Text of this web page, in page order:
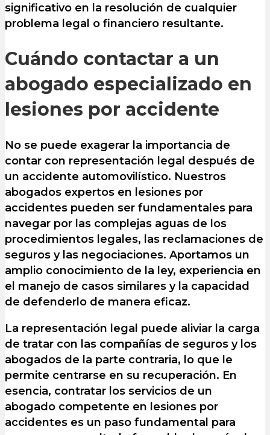
significativo en la resolución de cualquier
problema legal o financiero resultante.
Cuándo contactar a un
abogado especializado en
lesiones por accidente
No se puede exagerar la importancia de
contar con representación legal después de
un accidente automovilístico. Nuestros
abogados expertos en lesiones por
accidentes pueden ser fundamentales para
navegar por las complejas aguas de los
procedimientos legales, las reclamaciones de
seguros y las negociaciones. Aportamos un
amplio conocimiento de la ley, experiencia en
el manejo de casos similares y la capacidad
de defenderlo de manera eficaz.
La representación legal puede aliviar la carga
de tratar con las compañías de seguros y los
abogados de la parte contraria, lo que le
permite centrarse en su recuperación. En
esencia, contratar los servicios de un
abogado competente en lesiones por
accidentes es un paso fundamental para